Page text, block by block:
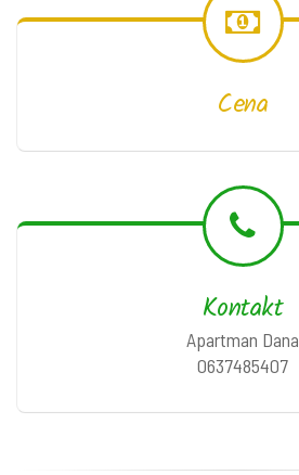
Cena
Kontakt
Apartman Dana
0637485407